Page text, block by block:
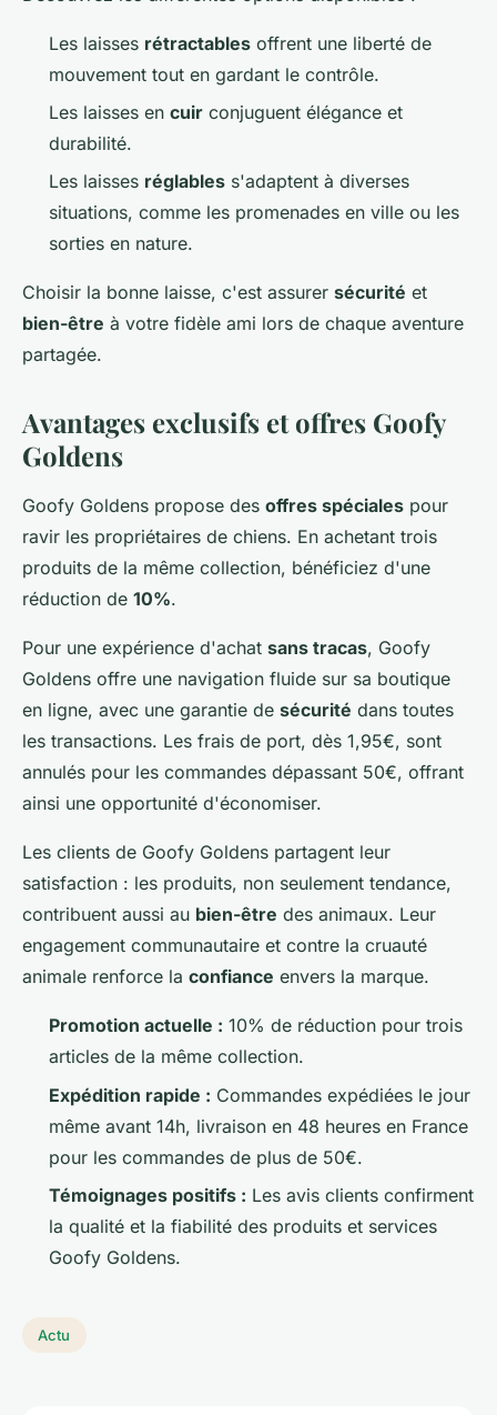
Les laisses rétractables offrent une liberté de
mouvement tout en gardant le contrôle.
Les laisses en cuir conjuguent élégance et
durabilité.
Les laisses réglables s'adaptent à diverses
situations, comme les promenades en ville ou les
sorties en nature.
Choisir la bonne laisse, c'est assurer sécurité et
bien-être à votre fidèle ami lors de chaque aventure
partagée.
Avantages exclusifs et offres Goofy
Goldens
Goofy Goldens propose des offres spéciales pour
ravir les propriétaires de chiens. En achetant trois
produits de la même collection, bénéficiez d'une
réduction de 10%.
Pour une expérience d'achat sans tracas, Goofy
Goldens offre une navigation fluide sur sa boutique
en ligne, avec une garantie de sécurité dans toutes
les transactions. Les frais de port, dès 1,95€, sont
annulés pour les commandes dépassant 50€, offrant
ainsi une opportunité d'économiser.
Les clients de Goofy Goldens partagent leur
satisfaction : les produits, non seulement tendance,
contribuent aussi au bien-être des animaux. Leur
engagement communautaire et contre la cruauté
animale renforce la confiance envers la marque.
Promotion actuelle : 10% de réduction pour trois
articles de la même collection.
Expédition rapide : Commandes expédiées le jour
même avant 14h, livraison en 48 heures en France
pour les commandes de plus de 50€.
Témoignages positifs : Les avis clients confirment
la qualité et la fiabilité des produits et services
Goofy Goldens.
Actu